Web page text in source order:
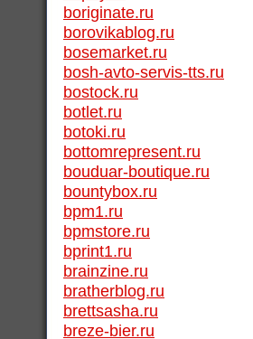
boriginate.ru
borovikablog.ru
bosemarket.ru
bosh-avto-servis-tts.ru
bostock.ru
botlet.ru
botoki.ru
bottomrepresent.ru
bouduar-boutique.ru
bountybox.ru
bpm1.ru
bpmstore.ru
bprint1.ru
brainzine.ru
bratherblog.ru
brettsasha.ru
breze-bier.ru